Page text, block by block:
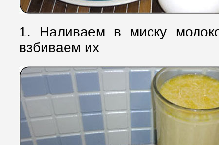
1. Наливаем в миску
взбиваем их